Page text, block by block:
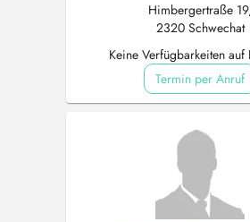
Himbergertraße 19,
2320 Schwechat
Keine Verfügbarkeiten auf
Termin per Anruf